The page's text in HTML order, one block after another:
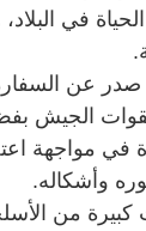
في
عن
الجيش
في مواجهة
وأشكاله.
من